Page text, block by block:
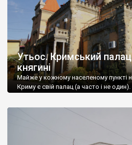
Утьос. Кримський палац
княгині
Майже у кожному населеному пункті
Криму є свій палац (а часто і не один).